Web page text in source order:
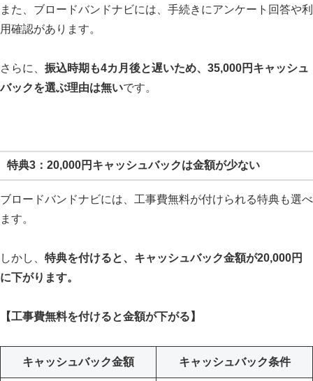
また、ブロードバンドナビには、手続きにアンケート回答や利
用確認があります。
さらに、 振込時期も4カ月後と遅いため、35,000円キャッシュ
バックを選ぶ理由は無いです。
特典3：20,000円キャッシュバックは金額が少ない
ブロードバンドナビには、工事費無料が付けられる特典も選べ
ます。
しかし、 特典を付けると、キャッシュバック金額が20,000円
に下がります。
【工事費無料を付けると金額が下がる】
キャッシュバック金額 キャッシュバック条件